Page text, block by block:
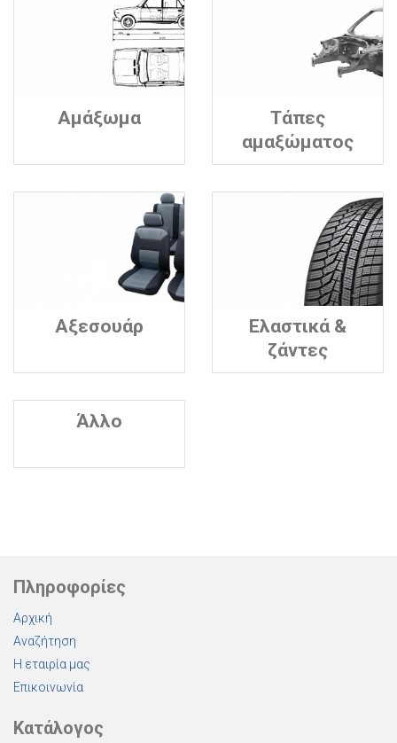
Αμάξωμα
Τάπες
αμαξώματος
Αξεσουάρ
Ελαστικά &
ζάντες
Άλλο
Πληροφορίες
Αρχική
Αναζήτηση
Η εταιρία μας
Επικοινωνία
Κατάλογος